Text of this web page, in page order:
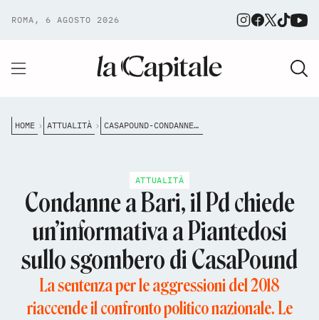
ROMA, 6 AGOSTO 2026
HOME ATTUALITÀ CASAPOUND-CONDANNE-BARI-SGOMBERO-ROMA
ATTUALITÀ
Condanne a Bari, il Pd chiede
un’informativa a Piantedosi
sullo sgombero di CasaPound
La sentenza per le aggressioni del 2018
riaccende il confronto politico nazionale. Le